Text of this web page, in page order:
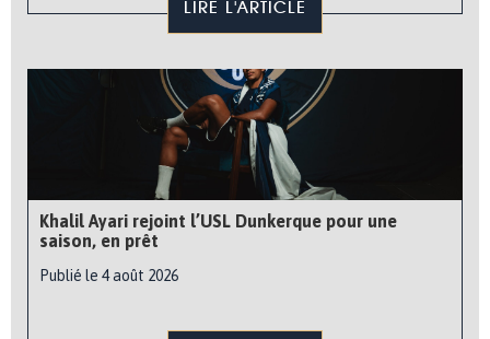
LIRE L'ARTICLE
Khalil Ayari rejoint l’USL Dunkerque pour une
saison, en prêt
Publié le 4 août 2026